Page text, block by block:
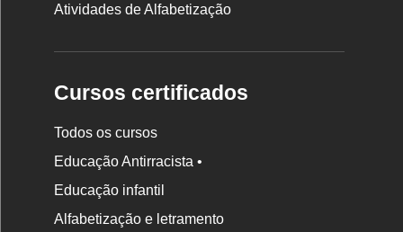
Atividades de Alfabetização
Cursos certificados
Todos os cursos
Educação Antirracista •
Educação infantil
Alfabetização e letramento